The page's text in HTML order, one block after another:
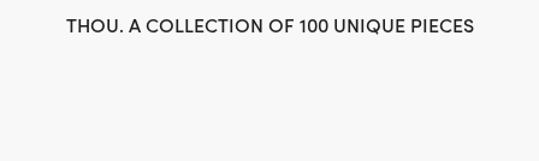
THOU. A COLLECTION OF 100 UNIQUE PIECES